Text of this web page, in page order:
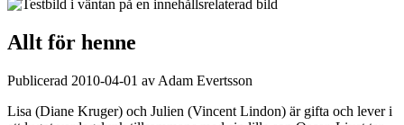
Allt för henne
Publicerad 2010-04-01 av Adam Evertsson
Lisa (Diane Kruger) och Julien (Vincent Lindon) är gifta och lever i